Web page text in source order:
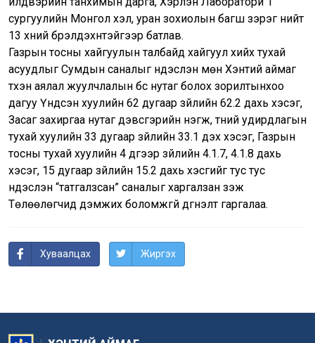
сургуулийн Монгол хэл, уран зохиолын багш зэрэг нийт
13 хүний бүрэлдэхүүнтэйгээр батлав.
Газрын тосны хайгуулын талбайд хайгуул хийх тухай
асуудлыг Сумдын саналыг үндэслэн мөн Хэнтий аймаг
түүхэн аялал жуулчлалын бүс нутаг болох зорилтынхоо
дагуу Үндсэн хуулийн 62 дугаар зүйлийн 62.2 дахь хэсэг,
Засаг захиргаа нутаг дэвсгэрийн нэгж, түүний удирдлагын
тухай хуулийн 33 дугаар зүйлийн 33.1 дэх хэсэг, Газрын
тосны тухай хуулийн 4 дүгээр зүйлийн 4.1.7, 4.1.8 дахь
хэсэг, 15 дугаар зүйлийн 15.2 дахь хэсгийг тус тус
үндэслэн “татгалзсан” саналыг харгалзан үзэж
Төлөөлөгчид дэмжих боломжгүй дүгнэлт гаргалаа.
Хуваалцах Жиргэх